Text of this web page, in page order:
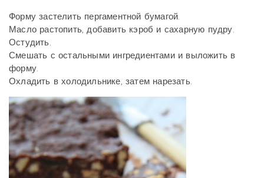
Форму застелить пергаментной бумагой.
Масло растопить, добавить кэроб и сахарную пудру.
Остудить.
Смешать с остальными ингредиентами и выложить в
форму.
Охладить в холодильнике, затем нарезать.